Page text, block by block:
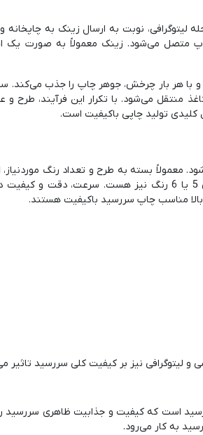
نوبت به ارسال زینک به چاپخانه
متصل می‌شود. زینک معمولاً به صورت یک
با هر بار چرخش، جوهر چاپ را جذب می‌کند.
می‌شود. با تکرار این فرآیند، طرح و
تولید چاپی باکیفیت است.
معمولاً بسته به طرح و تعداد رنگ موردنیاز،
چهار رنگ استفاده می‌شود. در موارد خاص نیاز به دستگاه‌های 5 یا 6 رنگ نیز
مناسب چاپ سررسید باکیفیت هستند.
لیتوگرافی نیز بر کیفیت کلی سررسید تاثیر
است که کیفیت و جذابیت ظاهری سررسید
به کار می‌رود.